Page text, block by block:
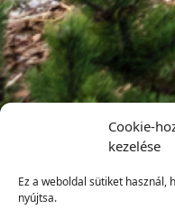
Cookie-
kezelése
Ez a weboldal sütiket használ,
nyújtsa.